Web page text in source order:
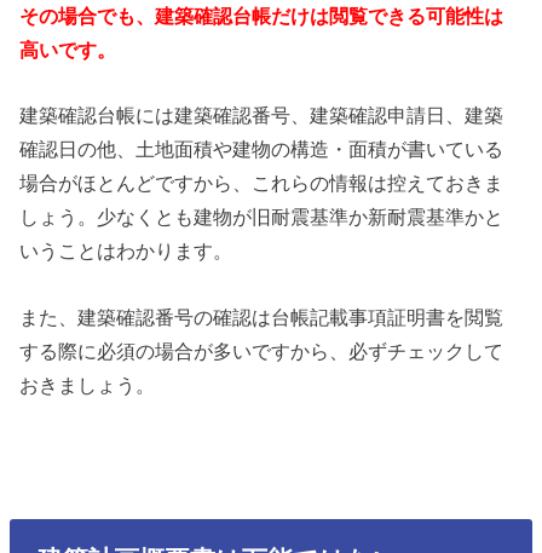
その場合でも、建築確認台帳だけは閲覧できる可能性は
高いです。
建築確認台帳には建築確認番号、建築確認申請日、建築
確認日の他、土地面積や建物の構造・面積が書いている
場合がほとんどですから、これらの情報は控えておきま
しょう。少なくとも建物が旧耐震基準か新耐震基準かと
いうことはわかります。
また、建築確認番号の確認は台帳記載事項証明書を閲覧
する際に必須の場合が多いですから、必ずチェックして
おきましょう。